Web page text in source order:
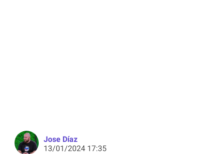
Jose Díaz
13/01/2024 17:35